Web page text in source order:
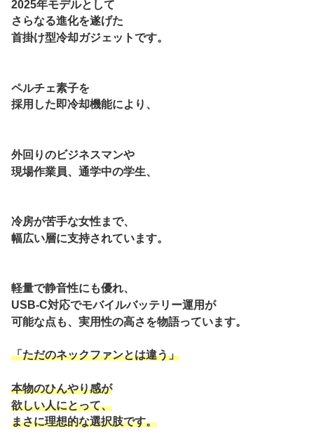
2025年モデルとして
さらなる進化を遂げた
首掛け型冷却ガジェットです。
ペルチェ素子を
採用した即冷却機能により、
外回りのビジネスマンや
現場作業員、通学中の学生、
冷房が苦手な女性まで、
幅広い層に支持されています。
軽量で静音性にも優れ、
USB-C対応でモバイルバッテリー運用が
可能な点も、実用性の高さを物語っています。
「ただのネックファンとは違う」
本物のひんやり感が
欲しい人にとって、
まさに理想的な選択肢です。